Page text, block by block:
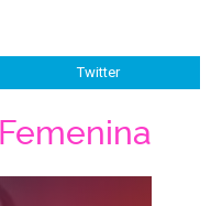
Twitter